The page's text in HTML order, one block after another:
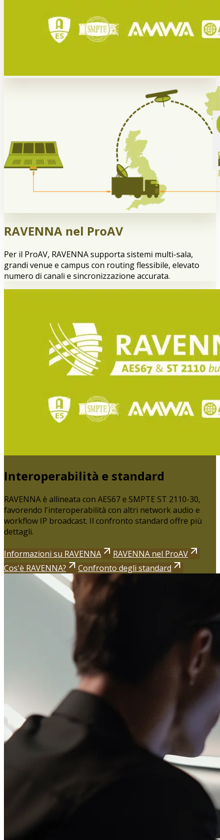
RAVENNA nel ProAV
Per il ProAV, RAVENNA supporta sistemi multi-sala,
grandi venue e campus con routing flessibile, elevato
numero di canali e sincronizzazione accurata.
Interoperabilità e standard
RAVENNA è allineata con AES67 e SMPTE ST 2110-30,
favorendo l'interoperabilità con altri network audio e
workflow IP broadcast. Il confronto standard offre più
dettagli.
Informazioni su RAVENNA
RAVENNA nel ProAV
Cos'è RAVENNA?
Confronto degli standard